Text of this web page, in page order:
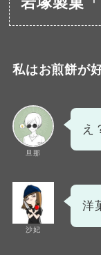
私はお煎餅が
旦那
え
沙妃
洋